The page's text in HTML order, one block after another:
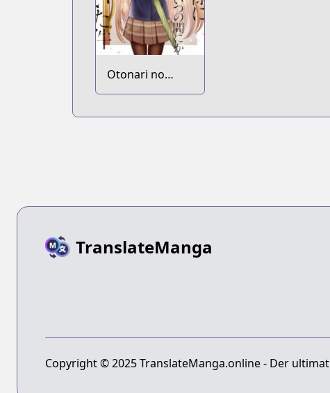
Otonari no
Tenshi-sama ni
TranslateManga
Copyright © 2025 TranslateManga.online - Der